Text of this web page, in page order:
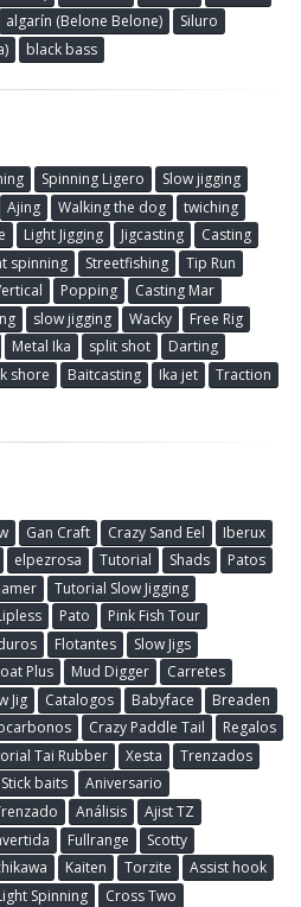
algarín (Belone Belone)
Siluro
black bass
Spinning Ligero
Slow jigging
Ajing Walking the dog
twiching
Light Jigging Jigcasting
Casting
spinning Streetfishing
Tip Run
Popping
Casting Mar
slow jigging Wacky
Free Rig
Metal Ika split shot
Darting
shore Baitcasting Ika jet
Traction
Gan Craft Crazy Sand Eel
Iberux
elpezrosa Tutorial Shads
Patos
Tutorial Slow Jigging
Pato
Pink Fish Tour
Flotantes
Slow Jigs
Plus Mud Digger
Carretes
Jig Catalogos Babyface
Breaden
Crazy Paddle Tail
Regalos
Tai Rubber Xesta
Trenzados
Stick baits
Aniversario
Análisis
Ajist TZ
Fullrange
Scotty
Kaiten Torzite
Assist hook
Spinning
Cross Two